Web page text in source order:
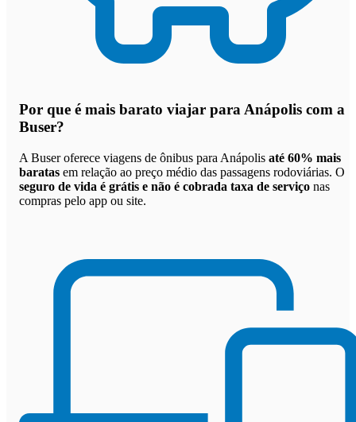
Por que é mais barato viajar para Anápolis com a
Buser?
A Buser oferece viagens de ônibus para Anápolis até 60% mais
baratas em relação ao preço médio das passagens rodoviárias. O
seguro de vida é grátis e não é cobrada taxa de serviço nas
compras pelo app ou site.